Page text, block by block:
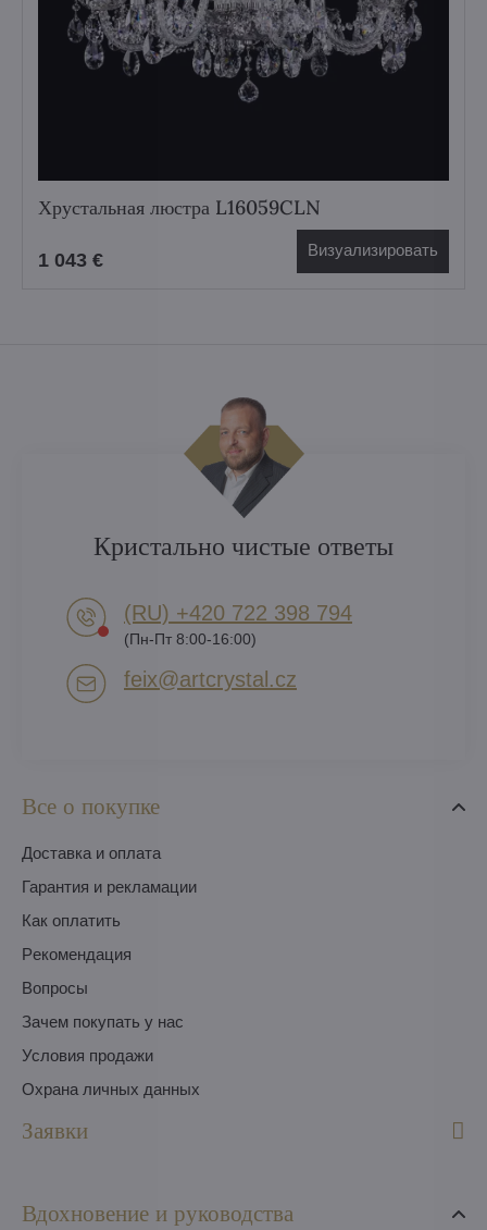
Хрустальная люстра L16059CLN
1 043 € Визуализировать
Все о покупке
Доставка и оплата
Гарантия и рекламации
Как оплатить
Pекомендация
Вопросы
Зачем покупать у нас
Условия продажи
Охрана личных данных
Заявки
Вдохновение и руководства
Кристально чистые ответы
(RU) +420 722 398 794​
(Пн-Пт 8:00-16:00)
feix​@artcrystal​.cz